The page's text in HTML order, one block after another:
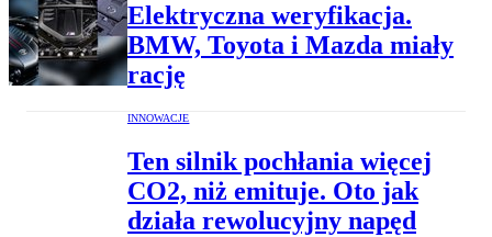
Elektryczna weryfikacja.
BMW, Toyota i Mazda miały
rację
INNOWACJE
Ten silnik pochłania więcej
CO2, niż emituje. Oto jak
działa rewolucyjny napęd